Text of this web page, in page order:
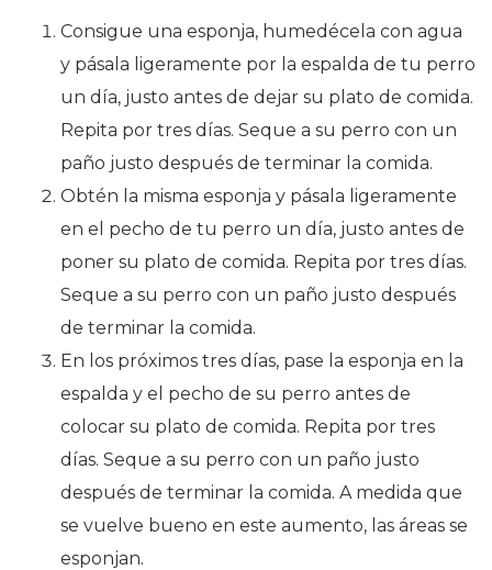
Consigue una esponja, humedécela con agua
y pásala ligeramente por la espalda de tu perro
un día, justo antes de dejar su plato de comida.
Repita por tres días. Seque a su perro con un
paño justo después de terminar la comida.
Obtén la misma esponja y pásala ligeramente
en el pecho de tu perro un día, justo antes de
poner su plato de comida. Repita por tres días.
Seque a su perro con un paño justo después
de terminar la comida.
En los próximos tres días, pase la esponja en la
espalda y el pecho de su perro antes de
colocar su plato de comida. Repita por tres
días. Seque a su perro con un paño justo
después de terminar la comida. A medida que
se vuelve bueno en este aumento, las áreas se
esponjan.